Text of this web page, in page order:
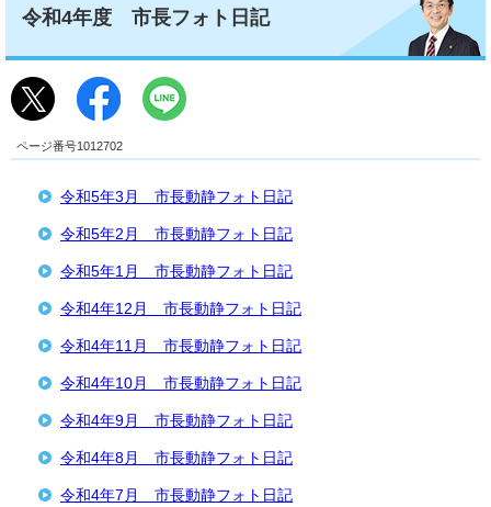
令和4年度 市長フォト日記
ページ番号1012702
令和5年3月 市長動静フォト日記
令和5年2月 市長動静フォト日記
令和5年1月 市長動静フォト日記
令和4年12月 市長動静フォト日記
令和4年11月 市長動静フォト日記
令和4年10月 市長動静フォト日記
令和4年9月 市長動静フォト日記
令和4年8月 市長動静フォト日記
令和4年7月 市長動静フォト日記